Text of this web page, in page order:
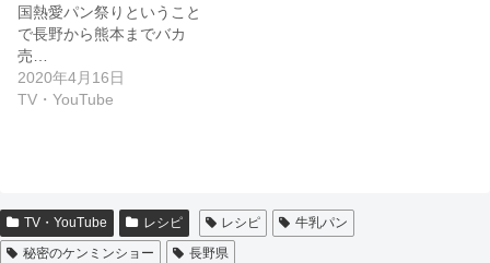
国熱愛パン祭りということ
で長野から熊本までバカ
売…
2020年4月16日
TV・YouTube
TV・YouTube レシピ レシピ
牛乳パン
秘密のケンミンショー
長野県